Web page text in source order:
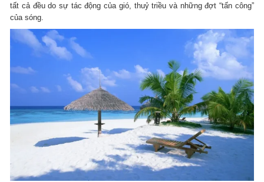
tất cả đều do sự tác động của gió, thuỷ triều và những đợt “tấn công”
của sóng.